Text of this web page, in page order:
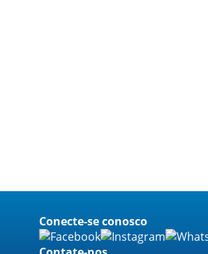
Conecte-se conosco